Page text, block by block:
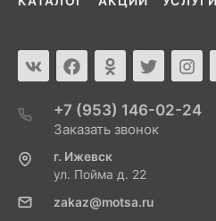
+7 (953) 146-02-24
Заказать звонок
г. Ижевск
ул. Пойма д. 22
zakaz@motsa.ru